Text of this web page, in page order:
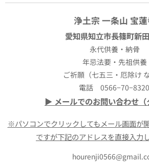
浄土宗 一条山 宝
愛知県知立市長篠町新
永代供養・納骨
年忌法要・先祖供養
ご祈願（七五三・厄除け
電話 0566−70−8320
▶ メールでのお問い合わせ（
※パソコンでクリックしてもメール画面が
ですが下記のアドレスを直接入力